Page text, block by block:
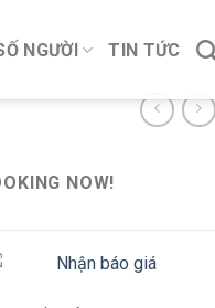
NGƯỜI TIN TỨC
NOW!